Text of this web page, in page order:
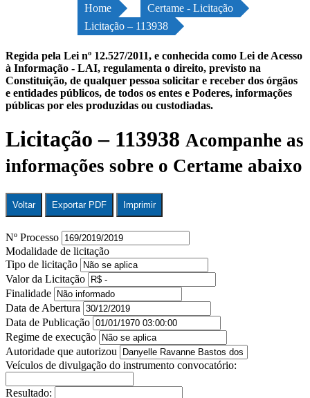
Home
Certame - Licitação
Licitação – 113938
Regida pela Lei nº 12.527/2011, e conhecida como Lei de Acesso
à Informação - LAI, regulamenta o direito, previsto na
Constituição, de qualquer pessoa solicitar e receber dos órgãos
e entidades públicos, de todos os entes e Poderes, informações
públicas por eles produzidas ou custodiadas.
Licitação – 113938 Acompanhe as
informações sobre o Certame abaixo
Voltar Exportar PDF Imprimir
Nº Processo
Modalidade de licitação
Tipo de licitação
Valor da Licitação
Finalidade
Data de Abertura
Data de Publicação
Regime de execução
Autoridade que autorizou
Veículos de divulgação do instrumento convocatório:
Resultado: